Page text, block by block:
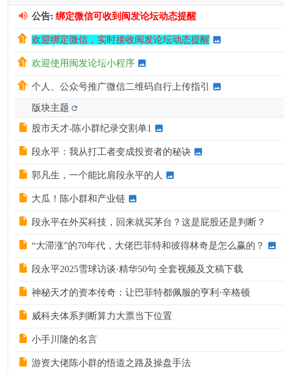
化
公告:绑定微信可收到闽发论坛动态提醒
欢迎绑定微信，实时接收闽发论坛动态提醒
欢迎使用闽发论坛小程序
个人、公众号推广微信二维码自行上传指引
版块主题
股市天才-陈小群纪录交割单1
段永平：我从打工者变成投资者的秘诀
郭凡生，一个能比肩段永平的人
大瓜！陈小群和产业链
段永平在外买科技，回来就买茅台？这是屁股还是判断？
“大滞涨”的70年代，大佬巴菲特和彼得林奇是怎么赢的？
段永平2025雪球访谈·精华50句 全套视频及文稿下载
神秘天才的资本传奇：让巴菲特都佩服的亨利·辛格顿
威科夫体系判断算力大票当下位置
小手川隆的名言
游资大佬陈小群的悟道之路及操盘手法